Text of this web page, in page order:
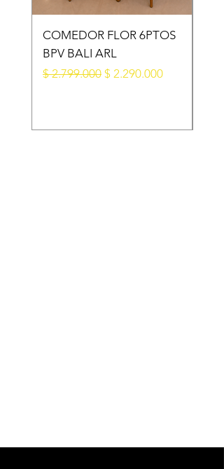
COMEDOR FLOR 6PTOS
BPV BALI ARL
Precio
$ 2.799.000 Precio de oferta
$ 2.290.000